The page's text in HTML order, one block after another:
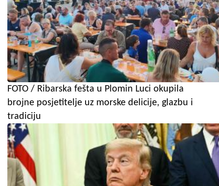
FOTO / Ribarska fešta u Plomin Luci okupila
brojne posjetitelje uz morske delicije, glazbu i
tradiciju